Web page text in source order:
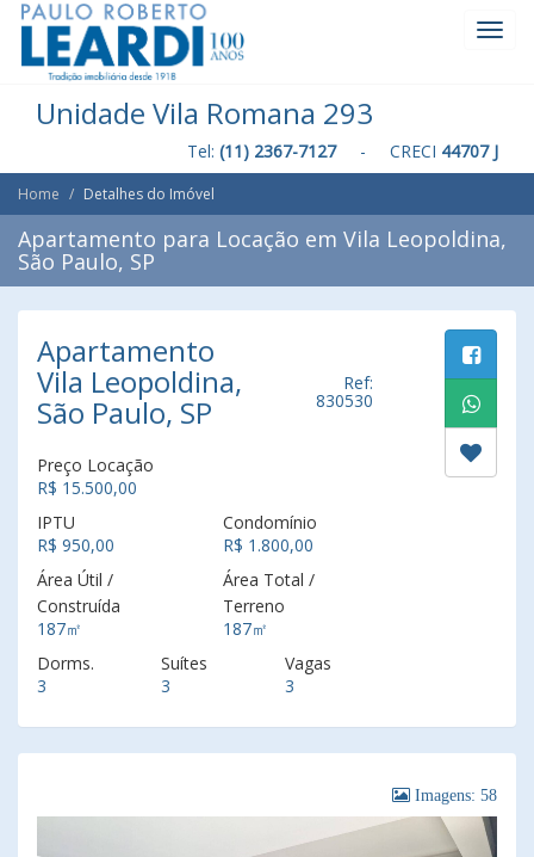
Unidade Vila Romana 293
Tel: (11) 2367-7127- CRECI 44707 J
Home Detalhes do Imóvel
Apartamento para Locação em Vila Leopoldina,
São Paulo, SP
Apartamento
Vila Leopoldina,
São Paulo, SP
Ref:
830530
Preço Locação
R$ 15.500,00
IPTU
R$ 950,00
Condomínio
R$ 1.800,00
Área Útil /
Construída
187㎡
Área Total /
Terreno
187㎡
Dorms.
3
Suítes
3
Vagas
3
Imagens: 58